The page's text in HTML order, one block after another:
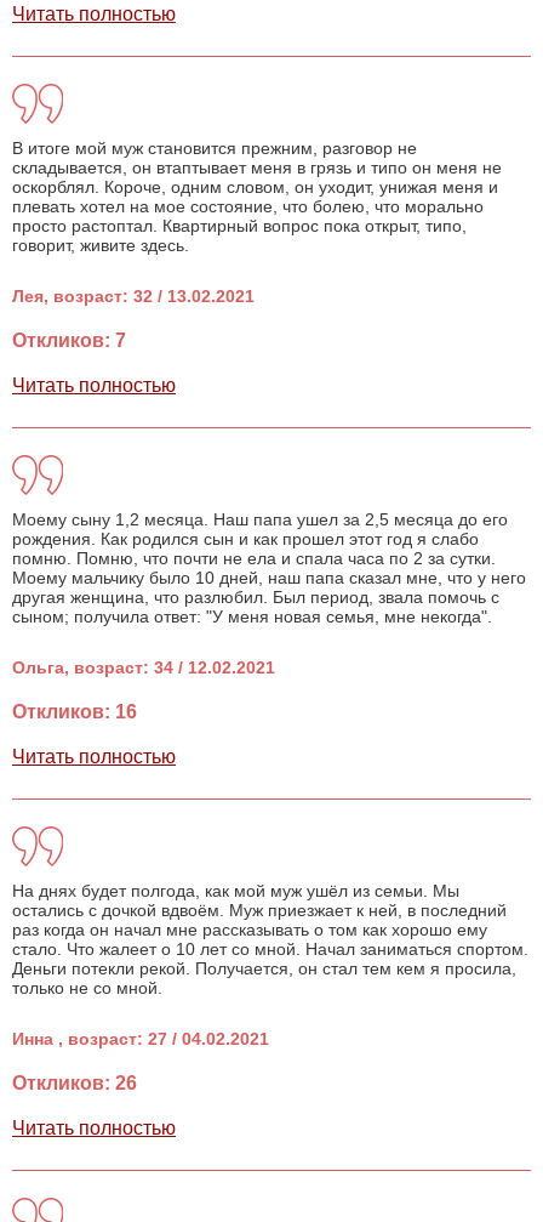
Читать полностью
В итоге мой муж становится прежним, разговор не
складывается, он втаптывает меня в грязь и типо он меня не
оскорблял. Короче, одним словом, он уходит, унижая меня и
плевать хотел на мое состояние, что болею, что морально
просто растоптал. Квартирный вопрос пока открыт, типо,
говорит, живите здесь.
Лея, возраст: 32 / 13.02.2021
Откликов: 7
Читать полностью
Моему сыну 1,2 месяца. Наш папа ушел за 2,5 месяца до его
рождения. Как родился сын и как прошел этот год я слабо
помню. Помню, что почти не ела и спала часа по 2 за сутки.
Моему мальчику было 10 дней, наш папа сказал мне, что у него
другая женщина, что разлюбил. Был период, звала помочь с
сыном; получила ответ: "У меня новая семья, мне некогда".
Ольга, возраст: 34 / 12.02.2021
Откликов: 16
Читать полностью
На днях будет полгода, как мой муж ушёл из семьи. Мы
остались с дочкой вдвоём. Муж приезжает к ней, в последний
раз когда он начал мне рассказывать о том как хорошо ему
стало. Что жалеет о 10 лет со мной. Начал заниматься спортом.
Деньги потекли рекой. Получается, он стал тем кем я просила,
только не со мной.
Инна , возраст: 27 / 04.02.2021
Откликов: 26
Читать полностью